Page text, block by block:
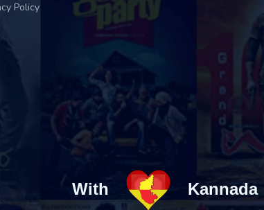
Policy
With Kannada